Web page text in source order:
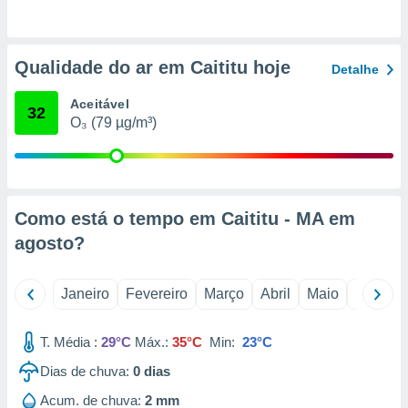
ou opor-
em “
na
ou aceder
num
para
Qualidade do ar em Caititu hoje Detalhe
32 Aceitável
O₃ (79 µg/m³)
Como está o tempo em Caititu - MA em
agosto?
Janeiro Fevereiro Março Abril Maio Junho
T. Média : 29°C Máx.: 35°C Min: 23°C
Dias de chuva: 0 dias
Acum. de chuva: 2 mm